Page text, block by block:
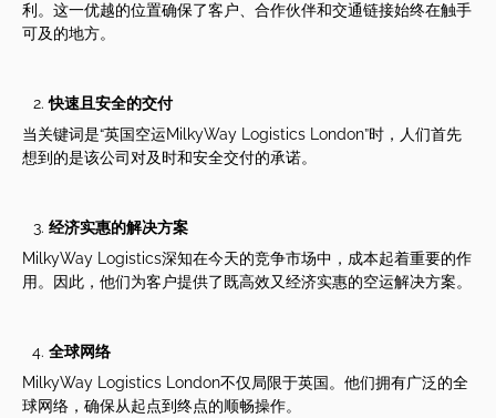
利。这一优越的位置确保了客户、合作伙伴和交通链接始终在触手
可及的地方。
快速且安全的交付
当关键词是“英国空运MilkyWay Logistics London”时，人们首先
想到的是该公司对及时和安全交付的承诺。
经济实惠的解决方案
MilkyWay Logistics深知在今天的竞争市场中，成本起着重要的作
用。因此，他们为客户提供了既高效又经济实惠的空运解决方案。
全球网络
MilkyWay Logistics London不仅局限于英国。他们拥有广泛的全
球网络，确保从起点到终点的顺畅操作。